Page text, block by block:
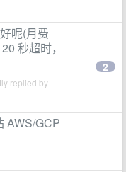
呢(月费
秒超时，
replied by
2
AWS/GCP